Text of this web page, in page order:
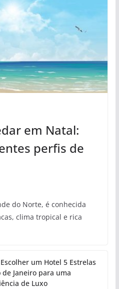
em Natal:
perfis de
do Norte, é conhecida
clima tropical e rica
um Hotel 5 Estrelas
de Janeiro para uma
de Luxo